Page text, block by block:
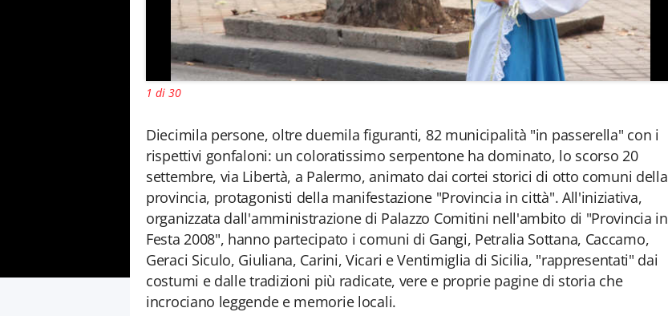
1 di 30
Diecimila persone, oltre duemila figuranti, 82 municipalità "in passerella" con i
rispettivi gonfaloni: un coloratissimo serpentone ha dominato, lo scorso 20
settembre, via Libertà, a Palermo, animato dai cortei storici di otto comuni della
provincia, protagonisti della manifestazione "Provincia in città". All'iniziativa,
organizzata dall'amministrazione di Palazzo Comitini nell'ambito di "Provincia in
Festa 2008", hanno partecipato i comuni di Gangi, Petralia Sottana, Caccamo,
Geraci Siculo, Giuliana, Carini, Vicari e Ventimiglia di Sicilia, "rappresentati" dai
costumi e dalle tradizioni più radicate, vere e proprie pagine di storia che
incrociano leggende e memorie locali.